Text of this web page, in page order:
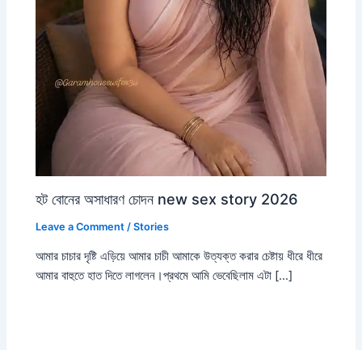
হট বোনের অসাধারণ চোদন new sex story 2026
Leave a Comment /Stories
আমার চাচার দৃষ্টি এড়িয়ে আমার চাচী আমাকে উত্যক্ত করার চেষ্টায় ধীরে ধীরে
আমার বাহুতে হাত দিতে লাগলেন।প্রথমে আমি ভেবেছিলাম এটা […]